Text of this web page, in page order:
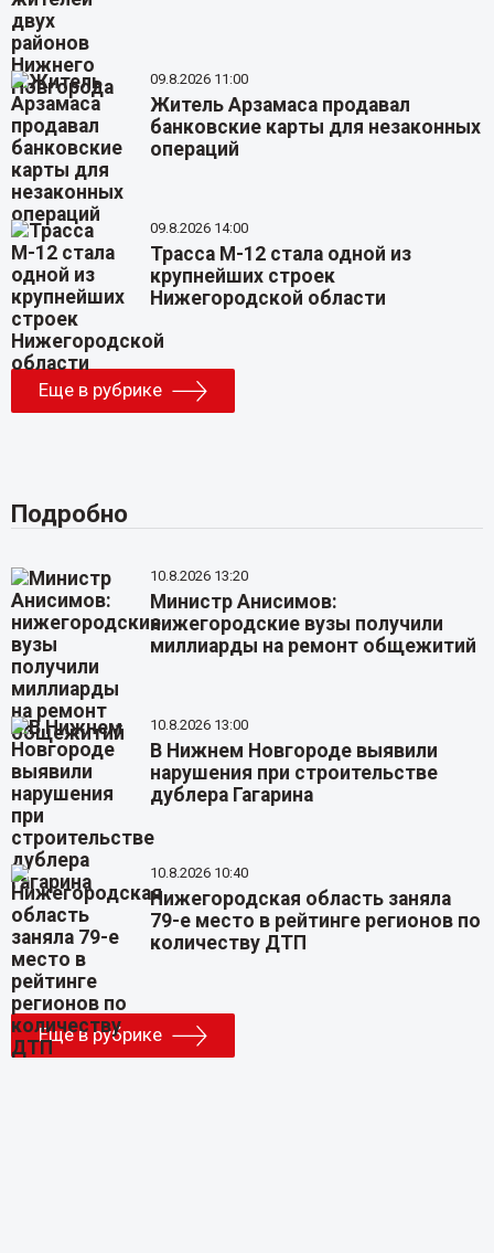
09.8.2026 11:00
Житель Арзамаса продавал
банковские карты для незаконных
операций
09.8.2026 14:00
Трасса М-12 стала одной из
крупнейших строек
Нижегородской области
Еще в рубрике
Подробно
10.8.2026 13:20
Министр Анисимов:
нижегородские вузы получили
миллиарды на ремонт общежитий
10.8.2026 13:00
В Нижнем Новгороде выявили
нарушения при строительстве
дублера Гагарина
10.8.2026 10:40
Нижегородская область заняла
79-е место в рейтинге регионов по
количеству ДТП
Еще в рубрике